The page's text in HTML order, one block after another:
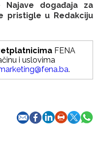
Najave događaja za
pristigle u Redakciju
FENA
i uslovima
.